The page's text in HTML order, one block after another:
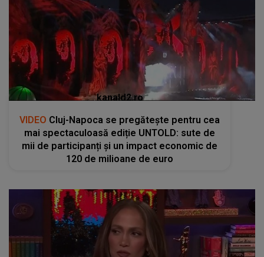
kanald2.ro
VIDEO Cluj-Napoca se pregătește pentru cea
mai spectaculoasă ediție UNTOLD: sute de
mii de participanți și un impact economic de
120 de milioane de euro